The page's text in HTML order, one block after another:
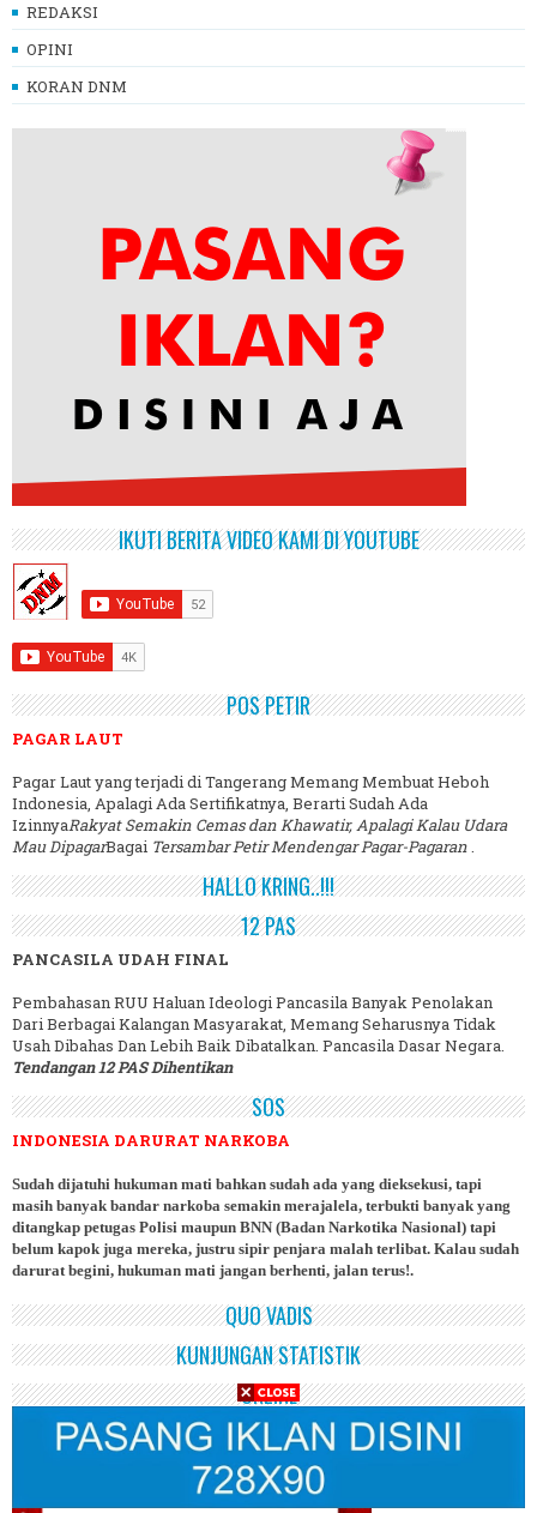
REDAKSI
OPINI
KORAN DNM
IKUTI BERITA VIDEO KAMI DI YOUTUBE
POS PETIR
PAGAR LAUT
Pagar Laut yang terjadi di Tangerang Memang Membuat Heboh
Indonesia, Apalagi Ada Sertifikatnya, Berarti Sudah Ada
IzinnyaRakyat Semakin Cemas dan Khawatir, Apalagi Kalau Udara
Mau DipagarBagai Tersambar Petir Mendengar Pagar-Pagaran.
HALLO KRING..!!!
12 PAS
PANCASILA UDAH FINAL
Pembahasan RUU Haluan Ideologi Pancasila Banyak Penolakan
Dari Berbagai Kalangan Masyarakat, Memang Seharusnya Tidak
Usah Dibahas Dan Lebih Baik Dibatalkan. Pancasila Dasar Negara.
Tendangan 12 PAS Dihentikan
SOS
INDONESIA DARURAT NARKOBA
Sudah dijatuhi hukuman mati bahkan sudah ada yang dieksekusi, tapi
masih banyak bandar narkoba semakin merajalela, terbukti banyak yang
ditangkap petugas Polisi maupun BNN (Badan Narkotika Nasional) tapi
belum kapok juga mereka, justru sipir penjara malah terlibat. Kalau sudah
darurat begini, hukuman mati jangan berhenti, jalan terus!.
QUO VADIS
KUNJUNGAN STATISTIK
ONLINE
IKLAN USAHA ANDA